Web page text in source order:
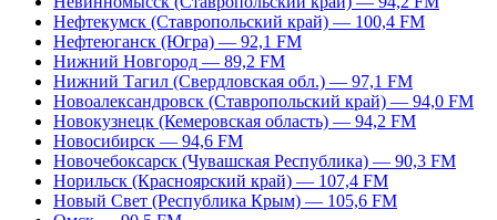
Нефтекумск (Ставропольский край) — 100,4 FM
Нефтеюганск (Югра) — 92,1 FM
Нижний Новгород — 89,2 FM
Нижний Тагил (Свердловская обл.) — 97,1 FM
Новоалександровск (Ставропольский край) — 94,0 FM
Новокузнецк (Кемеровская область) — 94,2 FM
Новосибирск — 94,6 FM
Новочебоксарск (Чувашская Республика) — 90,3 FM
Норильск (Красноярский край) — 107,4 FM
Новый Свет (Республика Крым) — 105,6 FM